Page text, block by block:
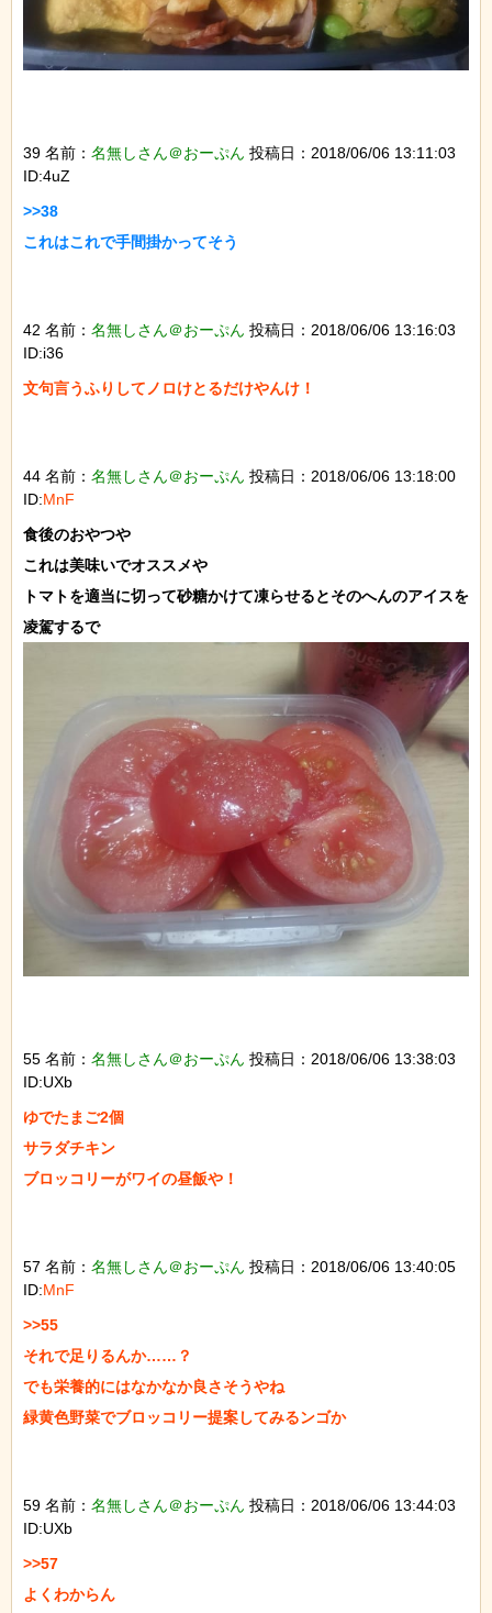
39 名前： 名無しさん＠おーぷん 投稿日：2018/06/06 13:11:03
ID:4uZ
>>38
これはこれで手間掛かってそう
42 名前： 名無しさん＠おーぷん 投稿日：2018/06/06 13:16:03
ID:i36
文句言うふりしてノロけとるだけやんけ！
44 名前： 名無しさん＠おーぷん 投稿日：2018/06/06 13:18:00
ID:MnF
食後のおやつや
これは美味いでオススメや
トマトを適当に切って砂糖かけて凍らせるとそのへんのアイスを
55 名前： 名無しさん＠おーぷん 投稿日：2018/06/06 13:38:03
ID:UXb
ゆでたまご2個
サラダチキン
ブロッコリーがワイの昼飯や！
57 名前： 名無しさん＠おーぷん 投稿日：2018/06/06 13:40:05
ID:MnF
>>55
それで足りるんか……？
でも栄養的にはなかなか良さそうやね
緑黄色野菜でブロッコリー提案してみるンゴか
59 名前： 名無しさん＠おーぷん 投稿日：2018/06/06 13:44:03
ID:UXb
>>57
よくわからん